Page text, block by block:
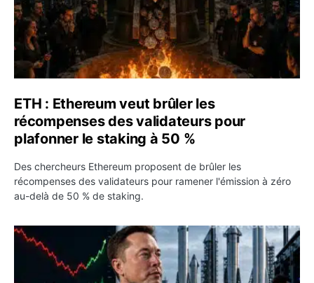
ETH : Ethereum veut brûler les
récompenses des validateurs pour
plafonner le staking à 50 %
Des chercheurs Ethereum proposent de brûler les
récompenses des validateurs pour ramener l'émission à zéro
au-delà de 50 % de staking.
SPCX : SpaceX publie 7,8 milliards de dollars de